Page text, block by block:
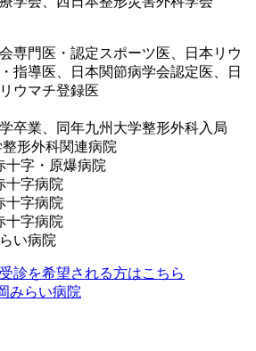
専門医・認定スポーツ医、日本リウ
指導医、日本関節病学会認定医、日
ウマチ登録医
卒業、同年九州大学整形外科入局
形外科関連病院
十字・原爆病院
十字病院
十字病院
十字病院
い病院
受診を希望される方はこちら